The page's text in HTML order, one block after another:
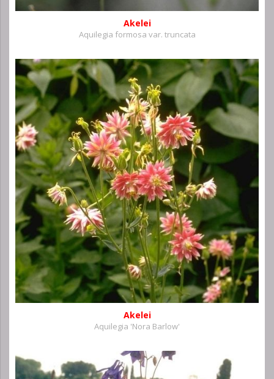
Akelei
Aquilegia formosa var. truncata
Akelei
Aquilegia 'Nora Barlow'